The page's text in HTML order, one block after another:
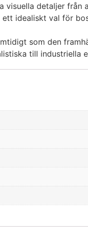
visuella detaljer från
idealiskt val för
som den
till industriella